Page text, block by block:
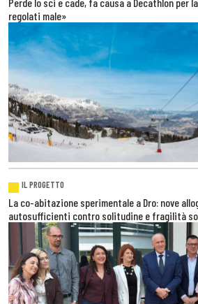
regolati male»
IL PROGETTO
La co-abitazione sperimentale a Dro: nove
autosufficienti contro solitudine e fragilità